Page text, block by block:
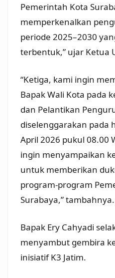
Pemerintah Kota
memperkenalkan
periode 2025–2030
terbentuk,” ujar Ketua
“Ketiga, kami ingin
Bapak Wali Kota pada
dan Pelantikan
diselenggarakan pada
April 2026 pukul 08.00
ingin menyampaikan
untuk memberikan
program-program
Surabaya,” tambahnya.
Bapak Ery Cahyadi
menyambut gembira
inisiatif K3 Jatim.